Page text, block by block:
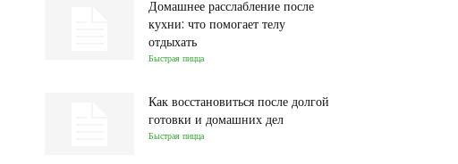
Домашнее расслабление после
кухни: что помогает телу
отдыхать
Быстрая пицца
Как восстановиться после долгой
готовки и домашних дел
Быстрая пицца